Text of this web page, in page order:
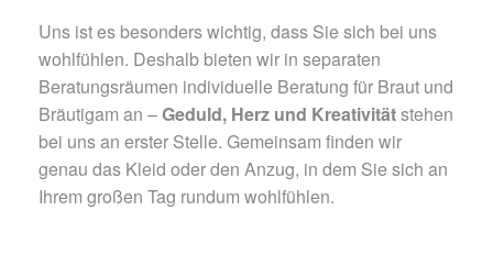
Uns ist es besonders wichtig, dass Sie sich bei uns
wohlfühlen. Deshalb bieten wir in separaten
Beratungsräumen individuelle Beratung für Braut und
Bräutigam an –Geduld, Herz und Kreativitätstehen
bei uns an erster Stelle. Gemeinsam finden wir
genau das Kleid oder den Anzug, in dem Sie sich an
Ihrem großen Tag rundum wohlfühlen.